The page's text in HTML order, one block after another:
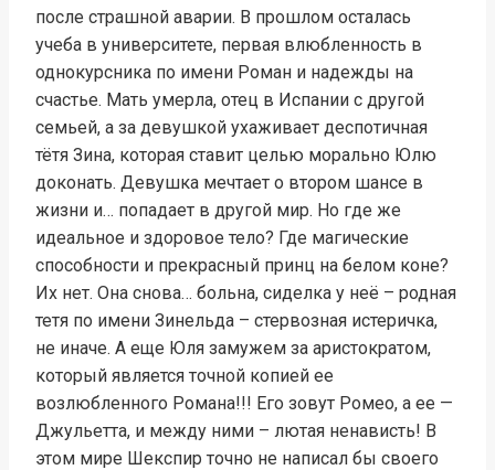
после страшной аварии. В прошлом осталась
учеба в университете, первая влюбленность в
однокурсника по имени Роман и надежды на
счастье. Мать умерла, отец в Испании с другой
семьей, а за девушкой ухаживает деспотичная
тётя Зина, которая ставит целью морально Юлю
доконать. Девушка мечтает о втором шансе в
жизни и… попадает в другой мир. Но где же
идеальное и здоровое тело? Где магические
способности и прекрасный принц на белом коне?
Их нет. Она снова… больна, сиделка у неё – родная
тетя по имени Зинельда – стервозная истеричка,
не иначе. А еще Юля замужем за аристократом,
который является точной копией ее
возлюбленного Романа!!! Его зовут Ромео, а ее —
Джульетта, и между ними – лютая ненависть! В
этом мире Шекспир точно не написал бы своего